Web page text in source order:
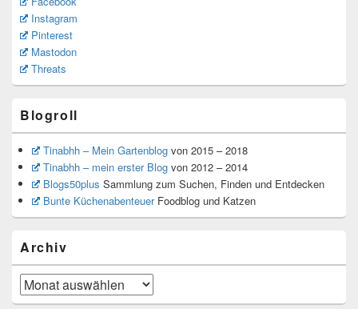
Instagram
Pinterest
Mastodon
Threats
Blogroll
Tinabhh – Mein Gartenblogvon 2015 – 2018
Tinabhh – mein erster Blogvon 2012 – 2014
Blogs50plus Sammlung zum Suchen, Finden und Entdecken
Bunte KüchenabenteuerFoodblog und Katzen
Archiv
Archiv